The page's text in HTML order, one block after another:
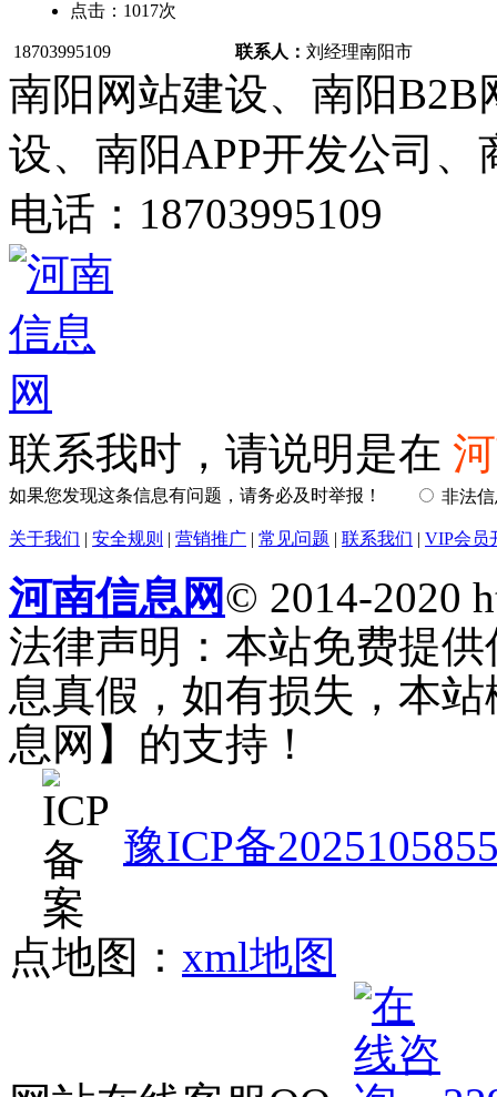
点击： 1017次
18703995109 联系人： 刘经理南阳市
南阳网站建设、南阳
设、南阳APP开发公司
电话：18703995109
联系我时，请说明是在
如果您发现这条信息有问题，请务必及时举报！ 非法
关于我们 | 安全规则 | 营销推广 | 常见问题 | 联系我们 | VIP会员
河南信息网© 2014-2020
法律声明：本站免费提
息真假，如有损失，本
息网】的支持！
豫ICP备
点地图： xml地图